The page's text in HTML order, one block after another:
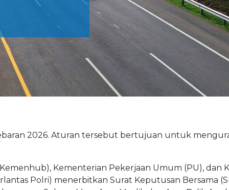
2026. Aturan tersebut bertujuan untuk
Kementerian Pekerjaan Umum (PU), dan
Polri) menerbitkan Surat Keputusan Bersama